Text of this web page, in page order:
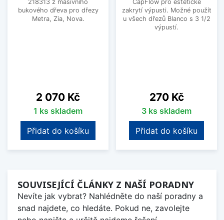
218313 z masivního
bukového dřeva pro dřezy
Metra, Zia, Nova.
Cena
2 070 Kč
1 ks skladem
Přidat do košíku
CapFlow pro estetické
zakrytí výpusti. Možné použít
u všech dřezů Blanco s 3 1/2
výpustí.
Cena
270 Kč
3 ks skladem
Přidat do košíku
SOUVISEJÍCÍ ČLÁNKY Z NAŠÍ PORADNY
Nevíte jak vybrat? Nahlédněte do naší poradny a
snad najdete, co hledáte. Pokud ne, zavolejte